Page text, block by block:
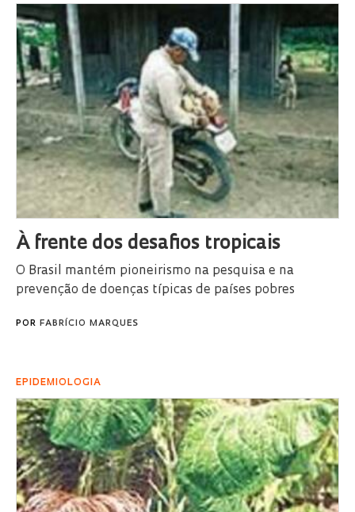
À frente dos desafios tropicais
O Brasil mantém pioneirismo na pesquisa e na
prevenção de doenças típicas de países pobres
POR FABRÍCIO MARQUES
EPIDEMIOLOGIA